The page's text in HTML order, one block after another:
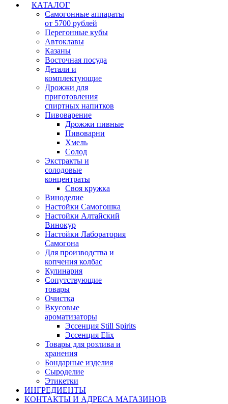
КАТАЛОГ
Самогонные аппараты
от 5700 рублей
Перегонные кубы
Автоклавы
Казаны
Восточная посуда
Детали и
комплектующие
Дрожжи для
приготовления
спиртных напитков
Пивоварение
Дрожжи пивные
Пивоварни
Хмель
Солод
Экстракты и
солодовые
концентраты
Своя кружка
Виноделие
Настойки Самогошка
Настойки Алтайский
Винокур
Настойки Лаборатория
Самогона
Для производства и
копчения колбас
Кулинария
Сопутствующие
товары
Очистка
Вкусовые
ароматизаторы
Эссенция Still Spirits
Эссенция Elix
Товары для розлива и
хранения
Бондарные изделия
Cыроделие
Этикетки
ИНГРЕДИЕНТЫ
КОНТАКТЫ И АДРЕСА МАГАЗИНОВ